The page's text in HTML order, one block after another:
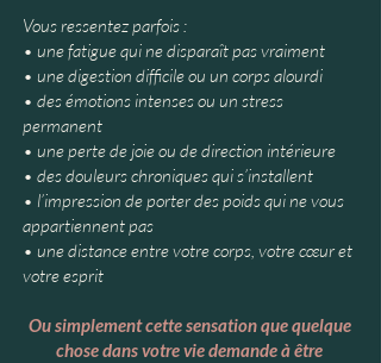
Vous ressentez parfois :
• une fatigue qui ne disparaît pas vraiment
• une digestion difficile ou un corps alourdi
• des émotions intenses ou un stress
permanent
• une perte de joie ou de direction intérieure
• des douleurs chroniques qui s’installent
• l’impression de porter des poids qui ne vous
appartiennent pas
• une distance entre votre corps, votre cœur et
votre esprit
Ou simplement cette sensation que quelque
chose dans votre vie demande à être